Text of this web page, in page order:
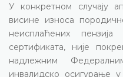
У конкретном случају
висине износа
неисплаћених
сертификата, није
надлежним
инвалидско осигурање